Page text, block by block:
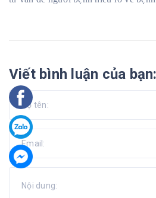
Viết bình luận của bạn: